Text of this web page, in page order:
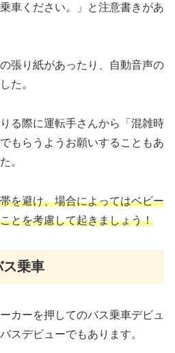
車ください。」と注意書きがあ
張り紙があったり、自動音声の
た。
る際に運転手さんから「混雑時
もらうようお願いすることもあ
。
を避け、場合によってはベビー
とを考慮して起きましょう！
ス乗車
カーを押してのバス乗車デビュ
スデビューでもあります。